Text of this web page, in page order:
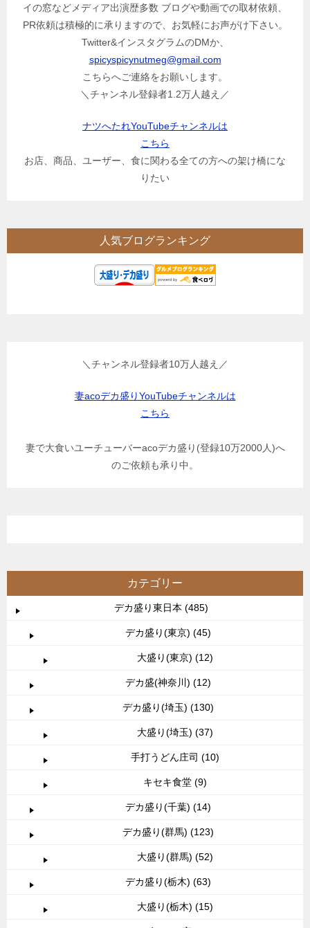
イの窓などメディア出演歴多数 ブログや動画での取材依頼、
PR依頼は積極的に承りますので、お気軽にお声がけ下さい。
Twitter&インスタグラムのDMか、
spicyspicynutmeg@gmail.com
こちらへご連絡をお願いします。
＼チャンネル登録者1.2万人越え／
ナツへたれYouTubeチャンネルは
こちら
お店、商品、ユーザー、食に関わる全ての方への架け橋にな
りたい
人気ブログランキング
＼チャンネル登録者10万人越え／
妻acoデカ盛りYouTubeチャンネルは
こちら
妻で大食いユーチューバーacoデカ盛り(登録10万2000人)へ
のご依頼も承り中。
カテゴリー
デカ盛り東日本 (485)
デカ盛り(東京) (45)
大盛り(東京) (12)
デカ盛(神奈川) (12)
デカ盛り(埼玉) (130)
大盛り(埼玉) (37)
手打うどん庄司 (10)
キセキ食堂 (9)
デカ盛り(千葉) (14)
デカ盛り(群馬) (123)
大盛り(群馬) (52)
デカ盛り(栃木) (63)
大盛り(栃木) (15)